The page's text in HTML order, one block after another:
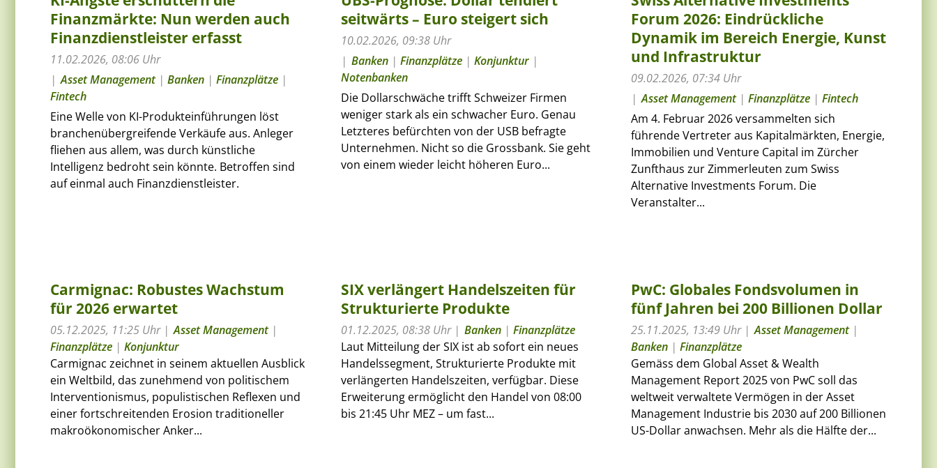
Finanzmärkte: Nun werden auch
Finanzdienstleister erfasst
11.02.2026, 08:06 Uhr
Asset Management| Banken | Finanzplätze |
Fintech
Eine Welle von KI-Produkteinführungen löst
branchenübergreifende Verkäufe aus. Anleger
fliehen aus allem, was durch künstliche
Intelligenz bedroht sein könnte. Betroffen sind
auf einmal auch Finanzdienstleister.
seitwärts – Euro steigert sich
10.02.2026, 09:38 Uhr
Banken| Finanzplätze| Konjunktur|
Notenbanken
Die Dollarschwäche trifft Schweizer Firmen
weniger stark als ein schwacher Euro. Genau
Letzteres befürchten von der USB befragte
Unternehmen. Nicht so die Grossbank. Sie geht
von einem wieder leicht höheren Euro...
Forum 2026: Eindrückliche
Dynamik im Bereich Energie, Kunst
und Infrastruktur
09.02.2026, 07:34 Uhr
Asset Management|Finanzplätze |Fintech
Am 4. Februar 2026 versammelten sich
führende Vertreter aus Kapitalmärkten, Energie,
Immobilien und Venture Capital im Zürcher
Zunfthaus zur Zimmerleuten zum Swiss
Alternative Investments Forum. Die
Veranstalter...
Carmignac: Robustes Wachstum
für 2026 erwartet
05.12.2025, 11:25 Uhr Asset Management|
Finanzplätze | Konjunktur
Carmignac zeichnet in seinem aktuellen Ausblick
ein Weltbild, das zunehmend von politischem
Interventionismus, populistischen Reflexen und
einer fortschreitenden Erosion traditioneller
makroökonomischer Anker...
SIX verlängert Handelszeiten für
Strukturierte Produkte
01.12.2025, 08:38 Uhr Banken| Finanzplätze
Laut Mitteilung der SIX ist ab sofort ein neues
Handelssegment, Strukturierte Produkte mit
verlängerten Handelszeiten, verfügbar. Diese
Erweiterung ermöglicht den Handel von 08:00
bis 21:45 Uhr MEZ – um fast...
PwC: Globales Fondsvolumen in
fünf Jahren bei 200 Billionen Dollar
25.11.2025, 13:49 Uhr Asset Management|
Banken |Finanzplätze
Gemäss dem Global Asset & Wealth
Management Report 2025 von PwC soll das
weltweit verwaltete Vermögen in der Asset
Management Industrie bis 2030 auf 200 Billionen
US-Dollar anwachsen. Mehr als die Hälfte der...